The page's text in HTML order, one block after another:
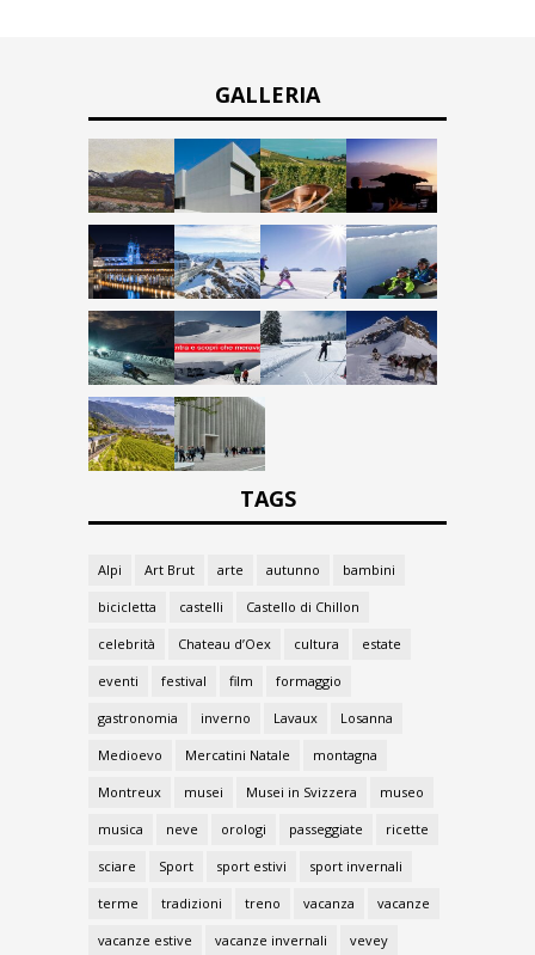
GALLERIA
TAGS
Alpi Art Brut arte autunno bambini
bicicletta castelli Castello di Chillon
celebrità Chateau d’Oex cultura estate
eventi festival film formaggio
gastronomia inverno Lavaux Losanna
Medioevo Mercatini Natale montagna
Montreux musei Musei in Svizzera museo
musica neve orologi passeggiate ricette
sciare Sport sport estivi sport invernali
terme tradizioni treno vacanza vacanze
vacanze estive vacanze invernali vevey